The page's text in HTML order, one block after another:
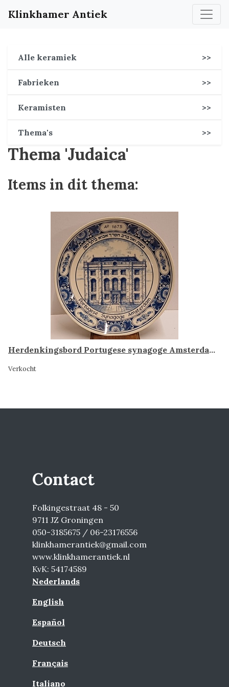
Klinkhamer Antiek
Alle keramiek >>
Fabrieken >>
Keramisten >>
Thema's >>
Thema 'Judaica'
Items in dit thema:
Herdenkingsbord Portugese synagoge Amsterdam, Schoonhoven
Verkocht
Contact
Folkingestraat 48 - 50
9711 JZ Groningen
050-3185675 / 06-23176556
klinkhamerantiek@gmail.com
www.klinkhamerantiek.nl
KvK: 54174589
Nederlands
English
Español
Deutsch
Français
Italiano